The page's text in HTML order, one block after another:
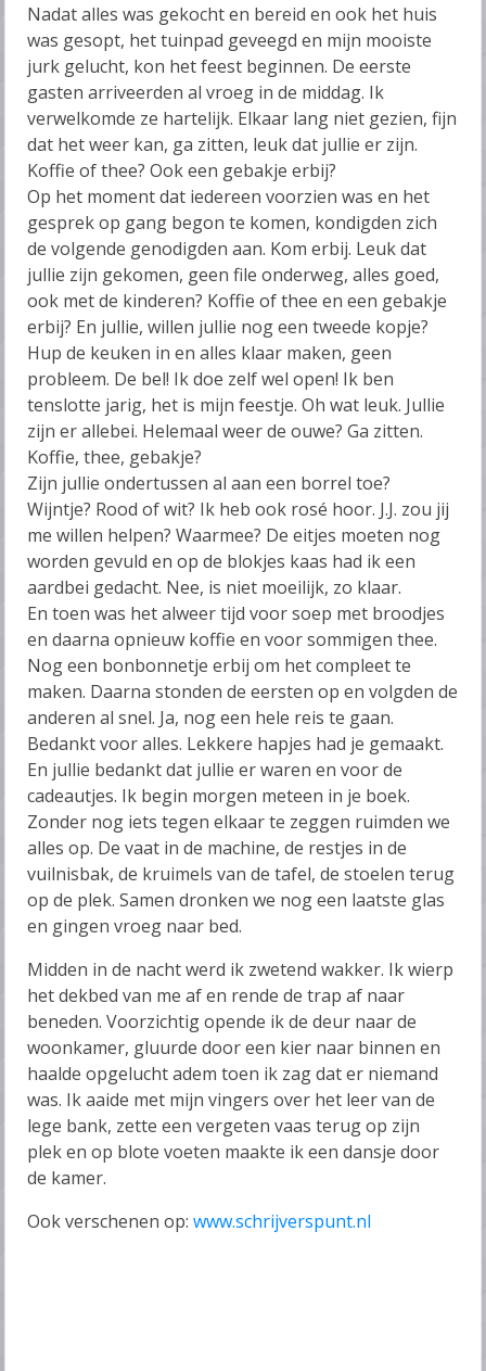
Nadat alles was gekocht en bereid en ook het huis
was gesopt, het tuinpad geveegd en mijn mooiste
jurk gelucht, kon het feest beginnen. De eerste
gasten arriveerden al vroeg in de middag. Ik
verwelkomde ze hartelijk. Elkaar lang niet gezien, fijn
dat het weer kan, ga zitten, leuk dat jullie er zijn.
Koffie of thee? Ook een gebakje erbij?
Op het moment dat iedereen voorzien was en het
gesprek op gang begon te komen, kondigden zich
de volgende genodigden aan. Kom erbij. Leuk dat
jullie zijn gekomen, geen file onderweg, alles goed,
ook met de kinderen? Koffie of thee en een gebakje
erbij? En jullie, willen jullie nog een tweede kopje?
Hup de keuken in en alles klaar maken, geen
probleem. De bel! Ik doe zelf wel open! Ik ben
tenslotte jarig, het is mijn feestje. Oh wat leuk. Jullie
zijn er allebei. Helemaal weer de ouwe? Ga zitten.
Koffie, thee, gebakje?
Zijn jullie ondertussen al aan een borrel toe?
Wijntje? Rood of wit? Ik heb ook rosé hoor. J.J. zou jij
me willen helpen? Waarmee? De eitjes moeten nog
worden gevuld en op de blokjes kaas had ik een
aardbei gedacht. Nee, is niet moeilijk, zo klaar.
En toen was het alweer tijd voor soep met broodjes
en daarna opnieuw koffie en voor sommigen thee.
Nog een bonbonnetje erbij om het compleet te
maken. Daarna stonden de eersten op en volgden de
anderen al snel. Ja, nog een hele reis te gaan.
Bedankt voor alles. Lekkere hapjes had je gemaakt.
En jullie bedankt dat jullie er waren en voor de
cadeautjes. Ik begin morgen meteen in je boek.
Zonder nog iets tegen elkaar te zeggen ruimden we
alles op. De vaat in de machine, de restjes in de
vuilnisbak, de kruimels van de tafel, de stoelen terug
op de plek. Samen dronken we nog een laatste glas
en gingen vroeg naar bed.
Midden in de nacht werd ik zwetend wakker. Ik wierp
het dekbed van me af en rende de trap af naar
beneden. Voorzichtig opende ik de deur naar de
woonkamer, gluurde door een kier naar binnen en
haalde opgelucht adem toen ik zag dat er niemand
was. Ik aaide met mijn vingers over het leer van de
lege bank, zette een vergeten vaas terug op zijn
plek en op blote voeten maakte ik een dansje door
de kamer.
Ook verschenen op:www.schrijverspunt.nl